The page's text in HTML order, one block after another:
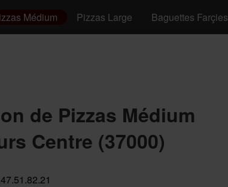
Médium Pizzas Large Baguettes Farçies
de Pizzas Médium
Centre (37000)